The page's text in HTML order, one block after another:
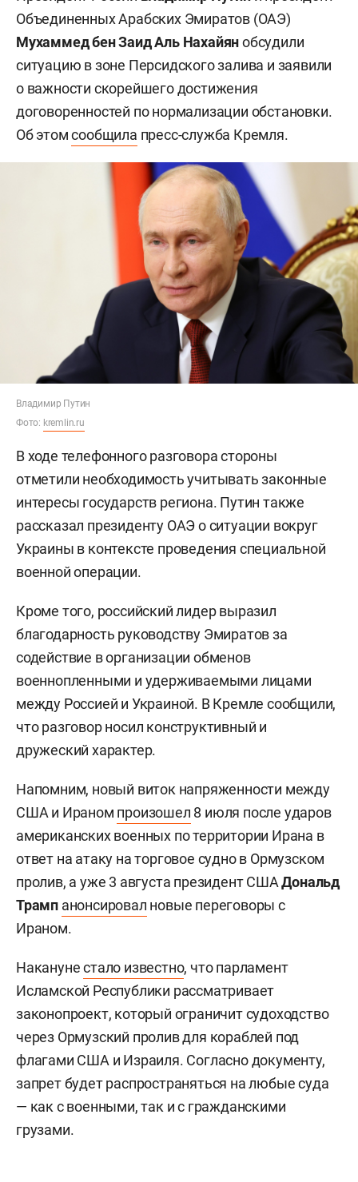
Объединенных Арабских Эмиратов (ОАЭ)
Мухаммед бен Заид Аль Нахайянобсудили
ситуацию в зоне Персидского залива и заявили
о важности скорейшего достижения
договоренностей по нормализации обстановки.
Об этомсообщила пресс-служба Кремля.
Владимир Путин
Фото: kremlin.ru
В ходе телефонного разговора стороны
отметили необходимость учитывать законные
интересы государств региона. Путин также
рассказал президенту ОАЭ о ситуации вокруг
Украины в контексте проведения специальной
военной операции.
Кроме того, российский лидер выразил
благодарность руководству Эмиратов за
содействие в организации обменов
военнопленными и удерживаемыми лицами
между Россией и Украиной. В Кремле сообщили,
что разговор носил конструктивный и
дружеский характер.
Напомним, новый виток напряженности между
США и Ираном произошел 8 июля после ударов
американских военных по территории Ирана в
ответ на атаку на торговое судно в Ормузском
пролив, а уже 3 августа президент СШАДональд
Трамп анонсировал новые переговоры с
Ираном.
Наканунестало известно, что парламент
Исламской Республики рассматривает
законопроект, который ограничит судоходство
через Ормузский пролив для кораблей под
флагами США и Израиля. Согласно документу,
запрет будет распространяться на любые суда
— как с военными, так и с гражданскими
грузами.